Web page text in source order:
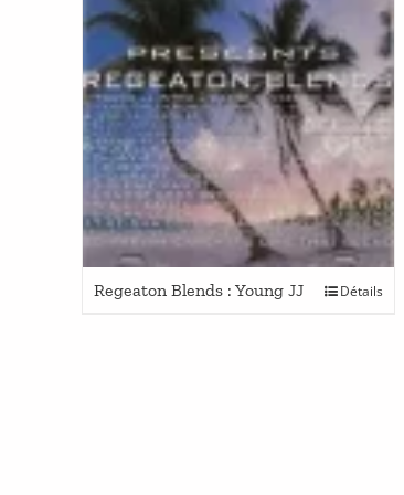
Regeaton Blends : Young JJ Détails